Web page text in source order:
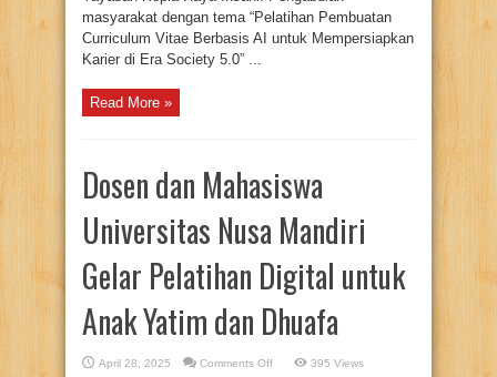
masyarakat dengan tema “Pelatihan Pembuatan
Curriculum Vitae Berbasis AI untuk Mempersiapkan
Karier di Era Society 5.0” ...
Read More »
Dosen dan Mahasiswa
Universitas Nusa Mandiri
Gelar Pelatihan Digital untuk
Anak Yatim dan Dhuafa
April 28, 2025 Comments Offon
395 Views